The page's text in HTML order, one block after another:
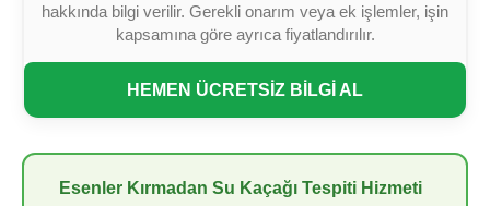
hakkında bilgi verilir. Gerekli onarım veya ek işlemler, işin
kapsamına göre ayrıca fiyatlandırılır.
HEMEN ÜCRETSİZ BİLGİ AL
Esenler Kırmadan Su Kaçağı Tespiti Hizmeti